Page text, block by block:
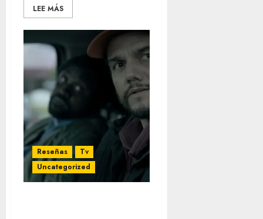
LEE MÁS
Reseñas
Tv
Uncategorized